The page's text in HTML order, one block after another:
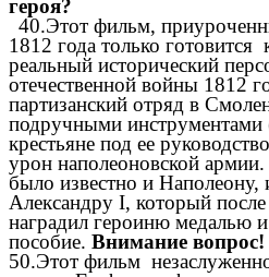
героя?
40.Этот фильм,
1812 года только
реальный исторический
отечественной войны 1812
партизанский отряд в
подручными инструментами
крестьяне под ее
урон наполеоновской
было известно и Наполеону,
Александру I, который
наградил героиню медалью
пособие. Внимание вопрос!
50.Этот фильм